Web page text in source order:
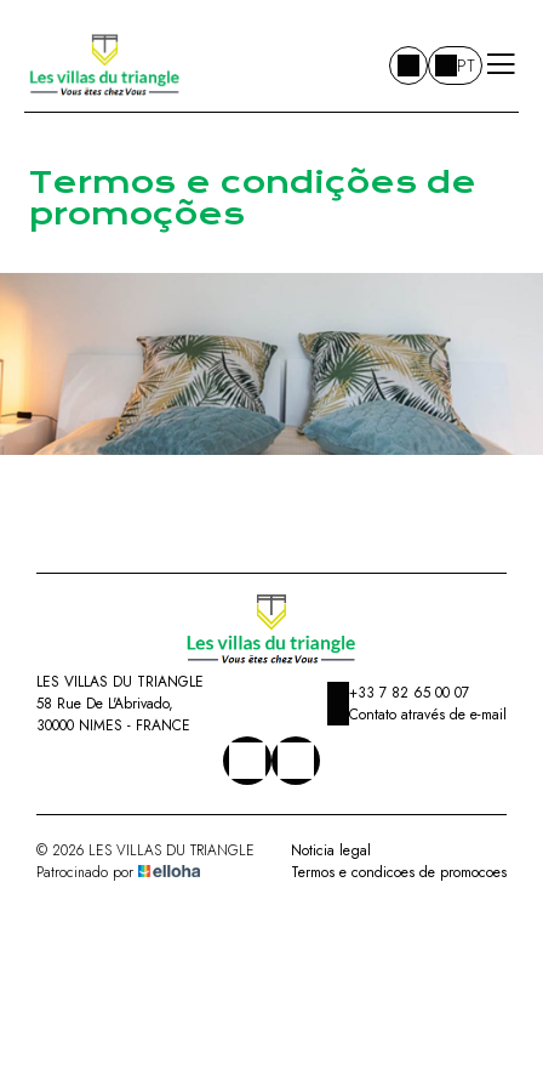
PT
Termos e condições de
promoções
LES VILLAS DU TRIANGLE
58 Rue De L'Abrivado,
30000 NIMES - FRANCE
+33 7 82 65 00 07
Contato através de e-mail
© 2026 LES VILLAS DU TRIANGLE
Patrocinado por
Noticia legal
Termos e condicoes de promocoes